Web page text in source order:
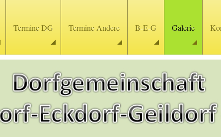
Termine DG Termine Andere B-E-G Galerie